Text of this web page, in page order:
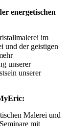
energetischen
im
und der geistigen
unserer
unserer
Malerei und
mit